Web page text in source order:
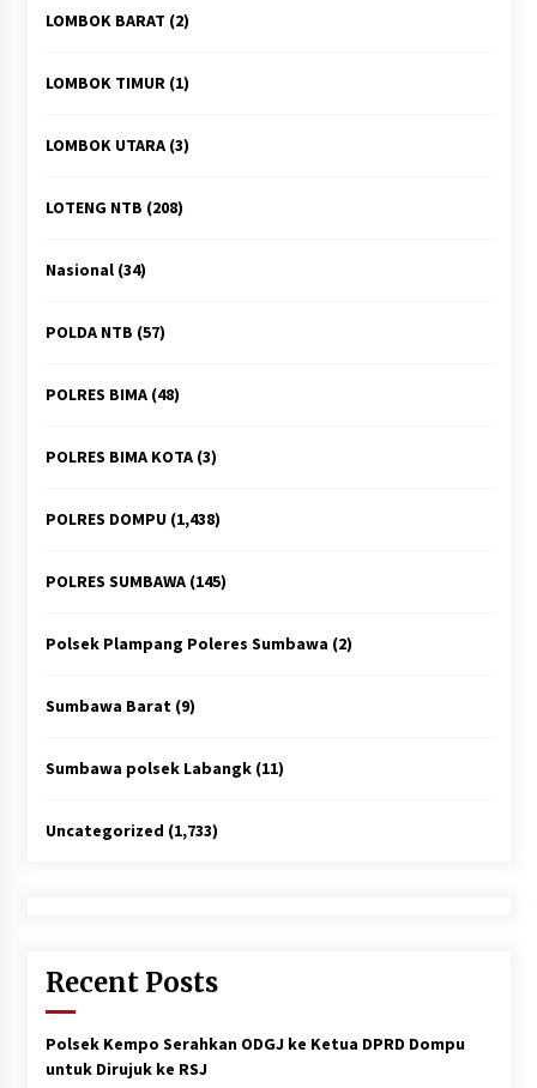
LOMBOK BARAT (2)
LOMBOK TIMUR(1)
LOMBOK UTARA(3)
LOTENG NTB (208)
Nasional(34)
POLDA NTB (57)
POLRES BIMA(48)
POLRES BIMA KOTA(3)
POLRES DOMPU(1,438)
POLRES SUMBAWA(145)
Polsek Plampang Poleres Sumbawa (2)
Sumbawa Barat(9)
Sumbawa polsek Labangk(11)
Uncategorized (1,733)
Recent Posts
Polsek Kempo Serahkan ODGJ ke Ketua DPRD Dompu
untuk Dirujuk ke RSJ